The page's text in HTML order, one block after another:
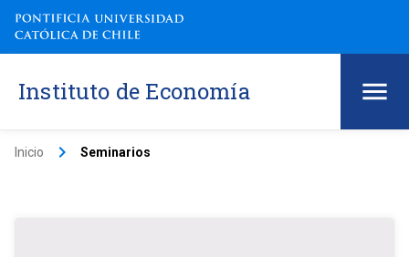
Instituto de Economía
Inicio keyboard_arrow_right Seminarios